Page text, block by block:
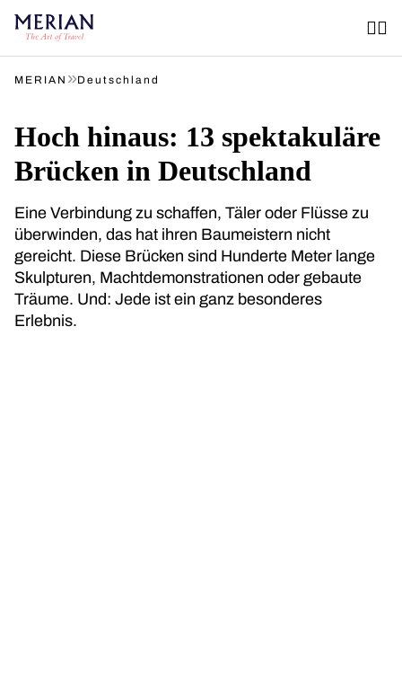
MERIAN »Deutschland
Hoch hinaus: 13 spektakuläre
Brücken in Deutschland
Eine Verbindung zu schaffen, Täler oder Flüsse zu
überwinden, das hat ihren Baumeistern nicht
gereicht. Diese Brücken sind Hunderte Meter lange
Skulpturen, Machtdemonstrationen oder gebaute
Träume. Und: Jede ist ein ganz besonderes
Erlebnis.